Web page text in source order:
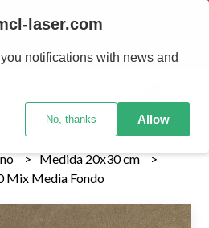
Los envios Por MENOR se
al pago , los pedidos por
posteriores al pago del pedido
Medida 20x30 cm
Mix Media Fondo
laser.com
notifications with news and
No, thanks Allow